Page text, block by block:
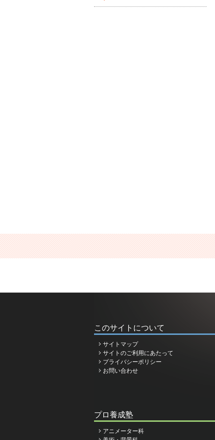
このサイトについて
サイトマップ
サイトのご利用にあたって
プライバシーポリシー
お問い合わせ
プロ養成塾
アニメーター科